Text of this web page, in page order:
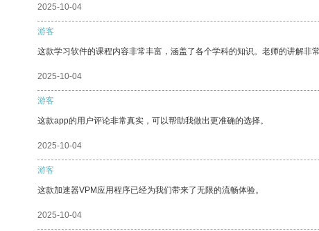
2025-10-04
游客
这款学习软件的课程内容非常丰富，涵盖了各个学科的知识。老师的讲解非
2025-10-04
游客
这款app的用户评论非常真实，可以帮助我做出更准确的选择。
2025-10-04
游客
这款加速器VPM应用程序已经为我们带来了无限的流畅体验。
2025-10-04